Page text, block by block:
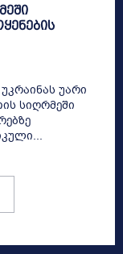
უარი
სიღრმეში